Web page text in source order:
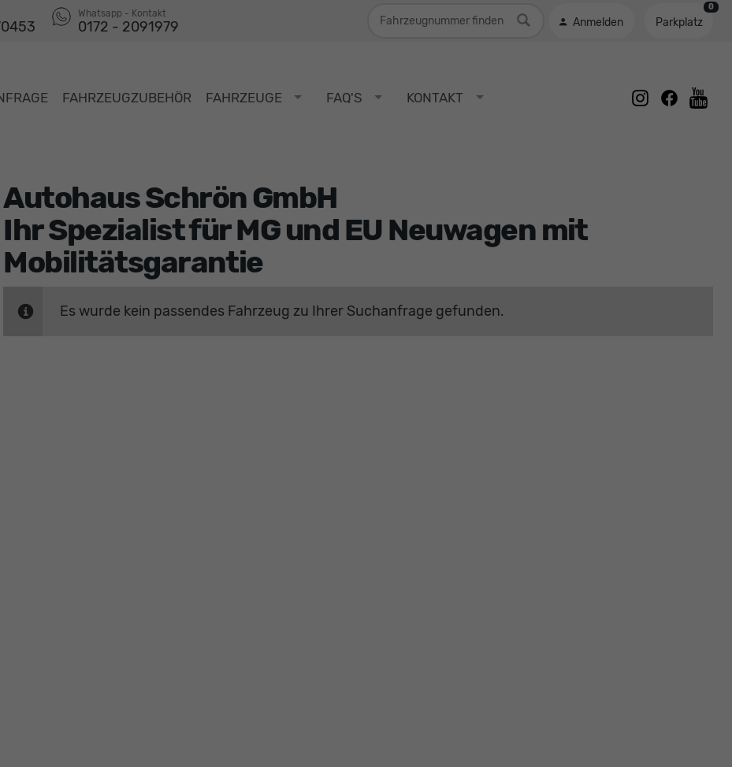
Whatsapp - Kontakt
0172 - 2091979 Anmelden Parkplatz
0
FAHRZEUGZUBEHÖR FAHRZEUGE FAQ'S KONTAKT instagram
facebook
Autohaus Schrön GmbH
Ihr Spezialist für MG und EU Neuwagen mit
Mobilitätsgarantie
Es wurde kein passendes Fahrzeug zu Ihrer Suchanfrage gefunden.